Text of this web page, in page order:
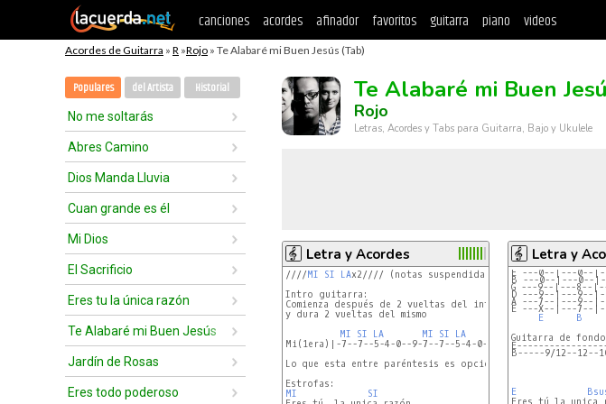
canciones acordes afinador favoritos guitarra piano videos
Acordes de Guitarra » R »Rojo » Te Alabaré mi Buen Jesús (Tab)
Populares del Artista Historial
No me soltarás
Abres Camino
Dios Manda Lluvia
Cuan grande es él
Mi Dios
El Sacrificio
Eres tu la única razón
Te Alabaré mi Buen Jesús
Jardín de Rosas
Eres todo poderoso
Te Alabaré mi Buen
Rojo
Letras, Acordes y Tabs para Guitarra, Bajo y Ukulele
Letra y Acordes
////MI SI LAx2//// (notas suspendidas)
Intro guitarra:
Comienza después de 2 vueltas del intro de rasgueo
y dura 2 vueltas del mismo
MI
SI LA MI SI
LA
Mi(1era)|-7--7--5-4-0--9-7--7--5-4-0--(5-4-5-7)-|
Lo que esta entre paréntesis es opcional y solo se toca
MI
SI
Letra y
E ---0--|---0--
B ---0--|---0--
G ---9--|---8--
D ---9--|---9--
A ---7--|---9--
E ---X--|---7--
E B
B-----9/12--
E